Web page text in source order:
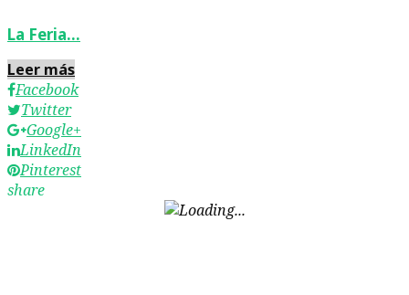
La Feria…
Leer más
Facebook
Twitter
Google+
LinkedIn
Pinterest
share